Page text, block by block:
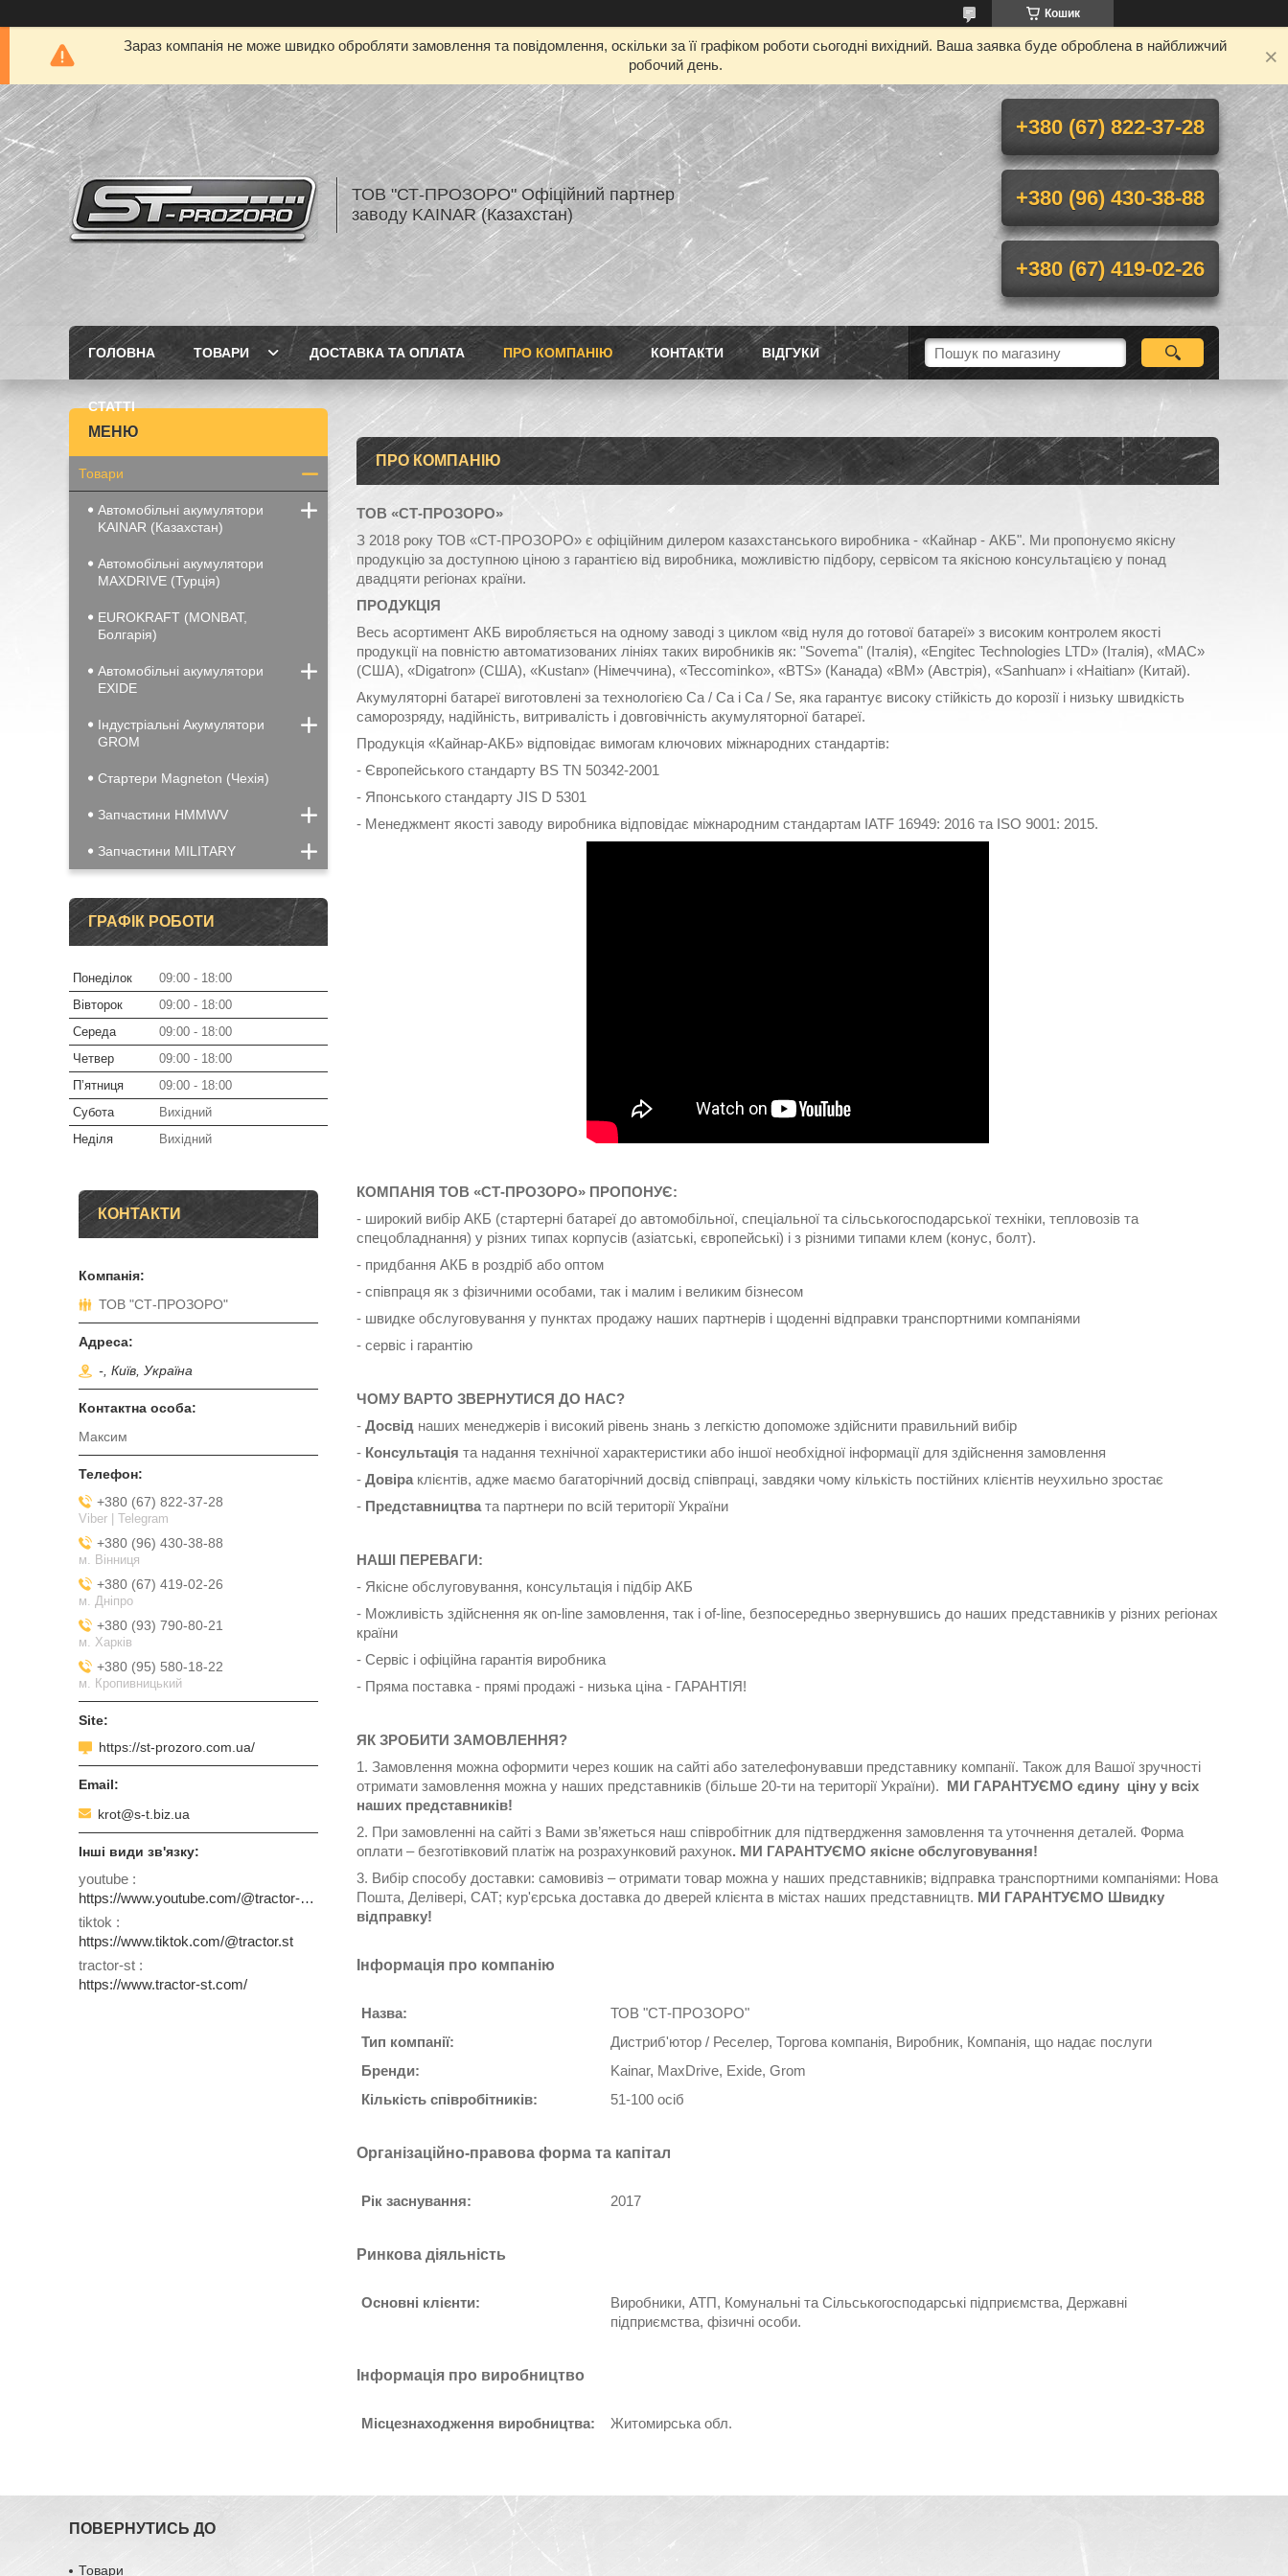
Кошик
Зараз компанія не може швидко обробляти замовлення та повідомлення, оскільки за її графіком роботи сьогодні вихідний. Ваша заявка буде оброблена в найближчий
робочий день.
ТОВ "СТ-ПРОЗОРО" Офіційний партнер
заводу KAINAR (Казахстан)
+380 (67) 822-37-28
+380 (96) 430-38-88
+380 (67) 419-02-26
ГОЛОВНА ТОВАРИ ДОСТАВКА ТА ОПЛАТА ПРО КОМПАНІЮ КОНТАКТИ ВІДГУКИ
СТАТТІ
ПРО КОМПАНІЮ
ТОВ «СТ-ПРОЗОРО»
З 2018 року ТОВ «СТ-ПРОЗОРО» є офіційним дилером казахстанського виробника - «Кайнар - АКБ". Ми пропонуємо якісну
продукцію за доступною ціною з гарантією від виробника, можливістю підбору, сервісом та якісною консультацією у понад
двадцяти регіонах країни.
ПРОДУКЦІЯ
Весь асортимент АКБ виробляється на одному заводі з циклом «від нуля до готової батареї» з високим контролем якості
продукції на повністю автоматизованих лініях таких виробників як: "Sovema" (Італія), «Engitec Technologies LTD» (Італія), «MAC»
(США), «Digatron» (США), «Kustan» (Німеччина), «Teccominko», «BTS» (Канада) «BM» (Австрія), «Sanhuan» і «Haitian» (Китай).
Акумуляторні батареї виготовлені за технологією Ca / Ca і Са / Se, яка гарантує високу стійкість до корозії і низьку швидкість
саморозряду, надійність, витривалість і довговічність акумуляторної батареї.
Продукція «Кайнар-АКБ» відповідає вимогам ключових міжнародних стандартів:
- Європейського стандарту BS TN 50342-2001
- Японського стандарту JIS D 5301
- Менеджмент якості заводу виробника відповідає міжнародним стандартам IATF 16949: 2016 та ISO 9001: 2015.
КОМПАНІЯ ТОВ «СТ-ПРОЗОРО» ПРОПОНУЄ:
- широкий вибір АКБ (стартерні батареї до автомобільної, спеціальної та сільськогосподарської техніки, тепловозів та
спецобладнання) у різних типах корпусів (азіатські, європейські) і з різними типами клем (конус, болт).
- придбання АКБ в роздріб або оптом
- співпраця як з фізичними особами, так і малим і великим бізнесом
- швидке обслуговування у пунктах продажу наших партнерів і щоденні відправки транспортними компаніями
- сервіс і гарантію
ЧОМУ ВАРТО ЗВЕРНУТИСЯ ДО НАС?
- Досвід наших менеджерів і високий рівень знань з легкістю допоможе здійснити правильний вибір
- Консультація та надання технічної характеристики або іншої необхідної інформації для здійснення замовлення
- Довіра клієнтів, адже маємо багаторічний досвід співпраці, завдяки чому кількість постійних клієнтів неухильно зростає
- Представництва та партнери по всій території України
НАШІ ПЕРЕВАГИ:
- Якісне обслуговування, консультація і підбір АКБ
- Можливість здійснення як on-line замовлення, так і of-line, безпосередньо звернувшись до наших представників у різних регіонах
країни
- Сервіс і офіційна гарантія виробника
- Пряма поставка - прямі продажі - низька ціна - ГАРАНТІЯ!
ЯК ЗРОБИТИ ЗАМОВЛЕННЯ?
1. Замовлення можна оформити через кошик на сайті або зателефонувавши представнику компанії. Також для Вашої зручності
отримати замовлення можна у наших представників (більше 20-ти на території України). МИ ГАРАНТУЄМО єдину ціну у всіх
наших представників!
2. При замовленні на сайті з Вами зв’яжеться наш співробітник для підтвердження замовлення та уточнення деталей. Форма
оплати – безготівковий платіж на розрахунковий рахунок. МИ ГАРАНТУЄМО якісне обслуговування!
3. Вибір способу доставки: самовивіз – отримати товар можна у наших представників; відправка транспортними компаніями: Нова
Пошта, Делівері, САТ; кур'єрська доставка до дверей клієнта в містах наших представництв. МИ ГАРАНТУЄМО Швидку
відправку!
Інформація про компанію
Назва:
ТОВ "СТ-ПРОЗОРО"
Тип компанії:
Дистриб'ютор / Реселер, Торгова компанія, Виробник, Компанія, що надає послуги
Бренди:
Kainar, MaxDrive, Exide, Grom
Кількість співробітників:
51-100 осіб
Організаційно-правова форма та капітал
Рік заснування: 2017
Ринкова діяльність
Основні клієнти:
Виробники, АТП, Комунальні та Сільськогосподарські підприємства, Державні
підприємства, фізичні особи.
Інформація про виробництво
Місцезнаходження виробництва: Житомирська обл.
Товари
Автомобільні акумулятори
KAINAR (Казахстан)
Автомобільні акумулятори
MAXDRIVE (Турція)
EUROKRAFT (MONBAT,
Болгарія)
Автомобільні акумулятори
EXIDE
Індустріальні Акумулятори
GROM
Стартери Magneton (Чехія)
Запчастини HMMWV
Запчастини MILITARY
ГРАФІК РОБОТИ
Понеділок 09:00
18:00
Вівторок
09:00
18:00
Середа
09:00
18:00
Четвер
09:00
18:00
Пʼятниця
09:00
18:00
Субота
Вихідний
Неділя
Вихідний
КОНТАКТИ
ТОВ "СТ-ПРОЗОРО"
-, Київ, Україна
Максим
+380 (67) 822-37-28
Viber | Telegram
+380 (96) 430-38-88
м. Вінниця
+380 (67) 419-02-26
м. Дніпро
+380 (93) 790-80-21
м. Харків
+380 (95) 580-18-22
м. Кропивницький
https://st-prozoro.com.ua/
krot@s-t.biz.ua
youtube
https://www.youtube.com/@tractor-st-prozoro
tiktok
https://www.tiktok.com/@tractor.st
tractor-st
https://www.tractor-st.com/
ПОВЕРНУТИСЬ ДО
Товари